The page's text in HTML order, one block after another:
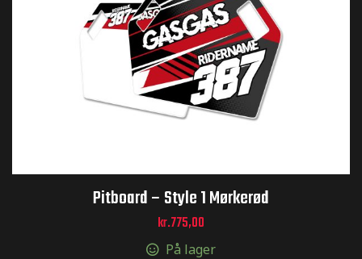
Pitboard – Style 1 Mørkerød
kr.775,00
På lager